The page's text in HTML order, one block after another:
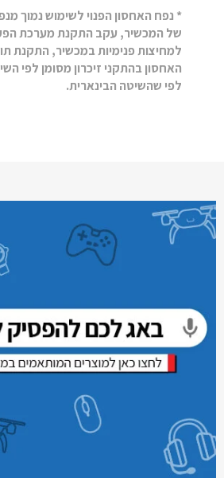
* נפח האחסון הפנוי לשימוש נמוך
של המכשיר, עקב התקנת מערכת
למחיצות פנימיות במכשיר, התקנת
האחסון בהתקני זיכרון מסומן לפי
לפי שהשיטה הבינארית.